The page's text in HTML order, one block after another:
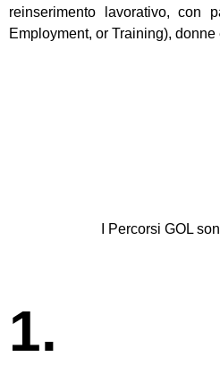
reinserimento lavorativo, con
Employment, or Training),
I Percorsi GOL
1.